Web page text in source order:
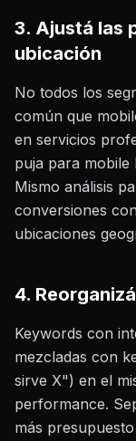
3. Ajustá las
ubicación
No todos los
común que
en servicios
puja para mobile
Mismo análisis
conversiones
ubicaciones
4.
Keywords con
mezcladas con
sirve X") en el
performance.
más